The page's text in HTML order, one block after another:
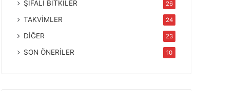
ŞİFALI BİTKİLER 26
TAKVİMLER 24
DİĞER 23
SON ÖNERİLER 10